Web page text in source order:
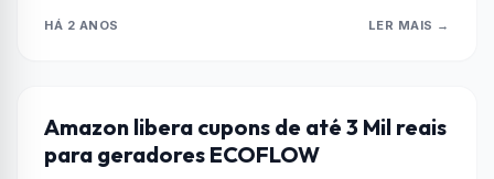
HÁ 2 ANOS LER MAIS →
BATERIA
Amazon libera cupons de até 3 Mil reais
para geradores ECOFLOW